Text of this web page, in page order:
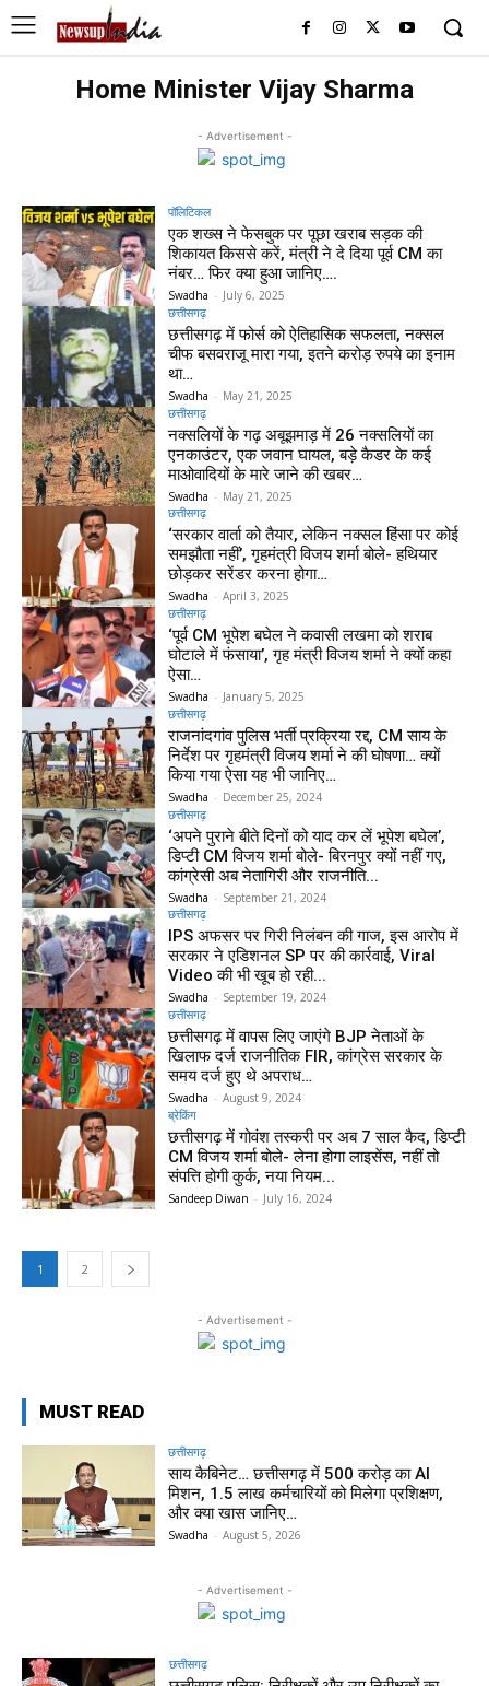
Home Minister Vijay Sharma
- Advertisement -
पॉलिटिकल
एक शख्स ने फेसबुक पर पूछा खराब सड़क की
शिकायत किससे करें, मंत्री ने दे दिया पूर्व CM का
नंबर… फिर क्या हुआ जानिए….
Swadha - July 6, 2025
छत्तीसगढ़
छत्तीसगढ़ में फोर्स को ऐतिहासिक सफलता, नक्सल
चीफ बसवराजू मारा गया, इतने करोड़ रुपये का इनाम
था…
Swadha - May 21, 2025
छत्तीसगढ़
नक्सलियों के गढ़ अबूझमाड़ में 26 नक्सलियों का
एनकाउंटर, एक जवान घायल, बड़े कैडर के कई
माओवादियों के मारे जाने की खबर…
Swadha - May 21, 2025
छत्तीसगढ़
‘सरकार वार्ता को तैयार, लेकिन नक्सल हिंसा पर कोई
समझौता नहीं’, गृहमंत्री विजय शर्मा बोले- हथियार
छोड़कर सरेंडर करना होगा…
Swadha - April 3, 2025
छत्तीसगढ़
‘पूर्व CM भूपेश बघेल ने कवासी लखमा को शराब
घोटाले में फंसाया’, गृह मंत्री विजय शर्मा ने क्यों कहा
ऐसा…
Swadha - January 5, 2025
छत्तीसगढ़
राजनांदगांव पुलिस भर्ती प्रक्रिया रद्द, CM साय के
निर्देश पर गृहमंत्री विजय शर्मा ने की घोषणा… क्यों
किया गया ऐसा यह भी जानिए…
Swadha - December 25, 2024
छत्तीसगढ़
‘अपने पुराने बीते दिनों को याद कर लें भूपेश बघेल’,
डिप्टी CM विजय शर्मा बोले- बिरनपुर क्यों नहीं गए,
कांग्रेसी अब नेतागिरी और राजनीति...
Swadha - September 21, 2024
छत्तीसगढ़
IPS अफसर पर गिरी निलंबन की गाज, इस आरोप में
सरकार ने एडिशनल SP पर की कार्रवाई, Viral
Video की भी खूब हो रही...
Swadha - September 19, 2024
छत्तीसगढ़
छत्तीसगढ़ में वापस लिए जाएंगे BJP नेताओं के
खिलाफ दर्ज राजनीतिक FIR, कांग्रेस सरकार के
समय दर्ज हुए थे अपराध…
Swadha - August 9, 2024
ब्रेकिंग
छत्तीसगढ़ में गोवंश तस्करी पर अब 7 साल कैद, डिप्टी
CM विजय शर्मा बोले- लेना होगा लाइसेंस, नहीं तो
संपत्ति होगी कुर्क, नया नियम...
Sandeep Diwan - July 16, 2024
1 2
- Advertisement -
MUST READ
छत्तीसगढ़
साय कैबिनेट… छत्तीसगढ़ में 500 करोड़ का AI
मिशन, 1.5 लाख कर्मचारियों को मिलेगा प्रशिक्षण,
और क्या खास जानिए…
Swadha - August 5, 2026
- Advertisement -
छत्तीसगढ़